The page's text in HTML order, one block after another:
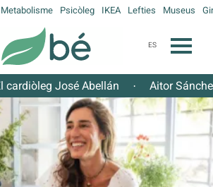
Metabolisme Psicòleg IKEA Lefties Museus
ES
cardiòleg José Abellán · Aitor